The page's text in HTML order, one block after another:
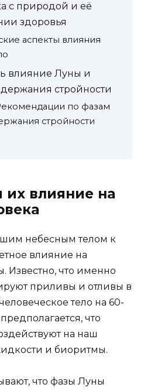
с природой и её
здоровья
аспекты влияния
влияние Луны и
стройности
по фазам
стройности
влияние на
небесным телом к
влияние на
Известно, что именно
приливы и отливы в
тело на 60-
что
на наш
и биоритмы.
что фазы Луны